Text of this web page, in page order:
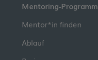
Mentoring-Programm
Mentor*in finden
Ablauf